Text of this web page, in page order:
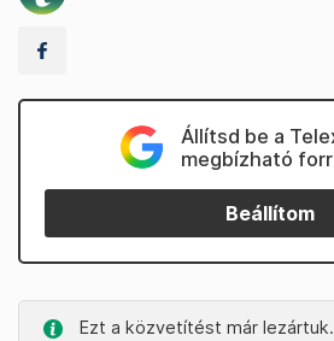
Állítsd be a
megbízható
Beállítom
Ezt a közvetítést már lezártuk.